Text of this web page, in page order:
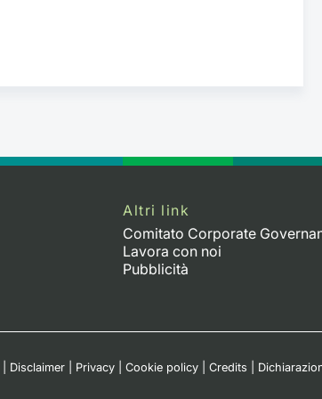
Altri link
Comitato Corporate
Lavora con noi
Pubblicità
Disclaimer Privacy Cookie policy Credits